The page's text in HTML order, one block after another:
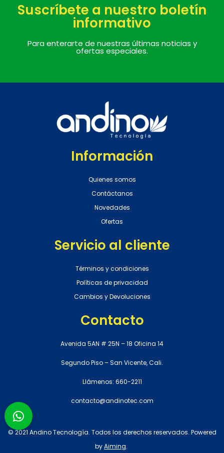
Suscríbete a nuestro boletín
informativo
Para enterarte de nuestras últimas noticias y
ofertas especiales.
Información
Quienes somos
Contáctanos
Novedades
Ofertas
Servicio al cliente
Términos y condiciones
Políticas de privacidad
Cambios y Devoluciones
Contacto
Avenida 5AN # 25N – 18 Oficina 14
Segundo Piso – San Vicente, Cali.
Llámenos: 660-2211
contacto@andinotec.com
© 2021 Andino Tecnología. Todos los derechos reservados. Powered
byAiming.